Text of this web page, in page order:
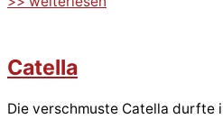
Catella
Die verschmuste Catella durfte